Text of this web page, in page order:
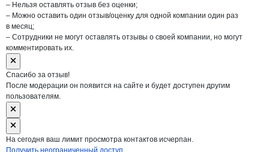
– Нельзя оставлять отзыв без оценки;
– Можно оставить один отзыв/оценку для одной компании один раз
в месяц;
– Сотрудники не могут оставлять отзывы о своей компании, но могут
комментировать их.
Спасибо за отзыв!
После модерации он появится на сайте и будет доступен другим
пользователям.
На сегодня ваш лимит просмотра контактов исчерпан.
Получить неограниченный доступ